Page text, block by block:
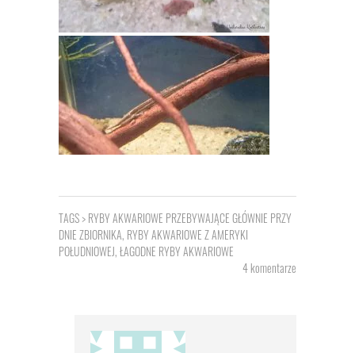
TAGS >RYBY AKWARIOWE PRZEBYWAJĄCE GŁÓWNIE PRZY
DNIE ZBIORNIKA, RYBY AKWARIOWE Z AMERYKI
POŁUDNIOWEJ,ŁAGODNE RYBY AKWARIOWE
4 komentarze